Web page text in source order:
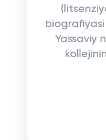
biografiyasi
Yassaviy